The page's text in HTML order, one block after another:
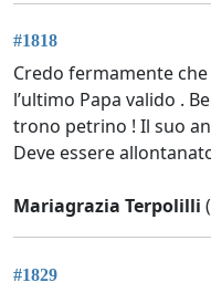
#1818
Credo fermamente
l’ultimo Papa valido .
trono petrino ! Il suo
Deve essere
Mariagrazia Terpolilli
#1829